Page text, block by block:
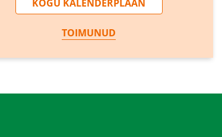
KOGU KALENDERPLAAN
TOIMUNUD